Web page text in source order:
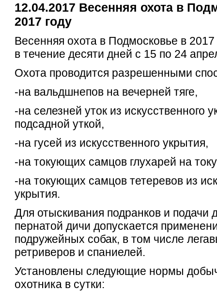
12.04.2017 Весенняя охота в
2017 году
Весенняя охота в Подмосковье в 2017
в течение десяти дней с 15 по 24
Охота проводится разрешенными
-на вальдшнепов на вечерней тяге,
-на селезней уток из искусственного
подсадной уткой,
-на гусей из искусственного укрытия,
-на токующих самцов глухарей на
-на токующих самцов тетеревов из
укрытия.
Для отыскивания подранков и подачи
пернатой дичи допускается
подружейных собак, в том числе
ретриверов и спаниелей.
Установлены следующие нормы
охотника в сутки: